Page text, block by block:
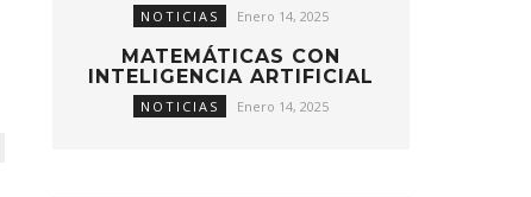
NOTICIAS Enero 14, 2025
MATEMÁTICAS CON
INTELIGENCIA ARTIFICIAL
NOTICIAS Enero 14, 2025